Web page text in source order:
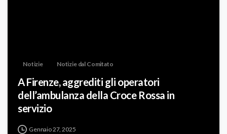
Notizie Notizie dal Comitato
A Firenze, aggrediti gli operatori
dell’ambulanza della Croce Rossa in
servizio
Gennaio 27, 2025